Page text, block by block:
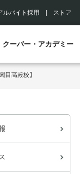
ルバイト採用 ストア
クーバー・アカデミー
高殿校】